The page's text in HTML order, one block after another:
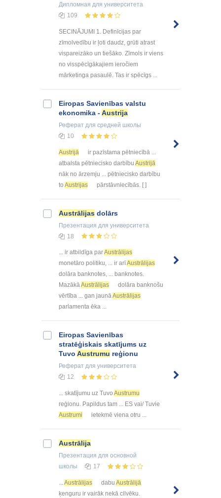
Дипломная для университета
109
SECINĀJUMI 1. Definīcijas par
zīmolvedību ir ļoti daudz, grūti atrast
vispareizāko un tiešāko. Zīmols ir viens
no visspēcīgākajiem ieročiem
mārketinga pasaulē. Tas ir spēcīgs ...
Eiropas Savienības valstu
ekonomika -Austrija
Реферат для средней школы
10
Austrijā
ir pazīstama pētniecībā ...
atbalsta pētniecisko darbību Austrijā
nāk no ārzemju ... pētniecisko darbību
to Austrijas pārstāvniecībās. [ ]
Austrālijas dolārs
Презентация для университета
18
... ir atbildīga parAustrālijas
monetāro politiku, ... ir arīAustrālijas
dolāra banknotes, ... banknotes.
MazākāAustrālijas
dolāra banknošu
vērtība ... gan jaunāAustrālijas
parlamenta ēka ...
Eiropas Savienības
stratēģiskais skatījums uz
Tuvo Austrumu reģionu
Реферат для университета
12
... skatījumu uz Tuvo Austrumu
reģionu. Papildus tam ... ES vai/ Tuvie
Austrumi
ietekmē viena otru ...
Austrālija
Презентация для основной
школы
17
...Austrālijas dabu Austrālijā
ķenguru ir vairāk nekā cilvēku.